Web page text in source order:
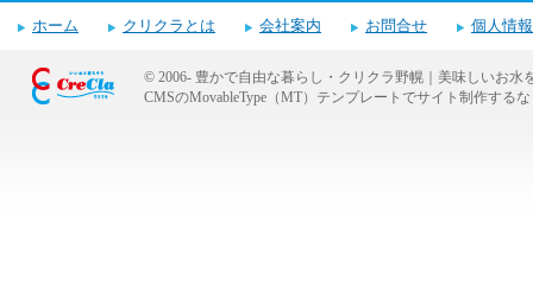
ホーム クリクラとは 会社案内 お問合せ 個人情
© 2006- 豊かで自由な暮らし・クリクラ野幌｜美味しいお水
CMSのMovableType（MT）テンプレートでサイト制作する